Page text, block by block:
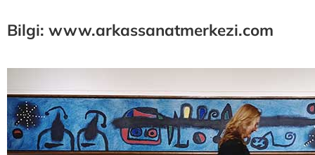
Bilgi: www.arkassanatmerkezi.com